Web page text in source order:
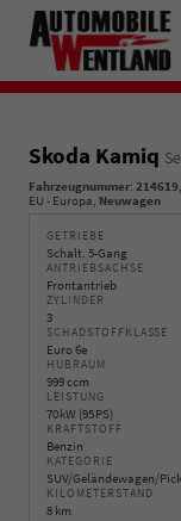
Skoda Kamiq
Fahrzeugnummer: 214619
EU - Europa, Neuwagen
GETRIEBE
Schalt. 5-Gang
ANTRIEBSACHSE
Frontantrieb
ZYLINDER
3
SCHADSTOFFKLASSE
Euro 6e
HUBRAUM
999 ccm
LEISTUNG
70 kW (95 PS)
KRAFTSTOFF
Benzin
KATEGORIE
SUV/Geländewagen/
KILOMETERSTAND
8 km